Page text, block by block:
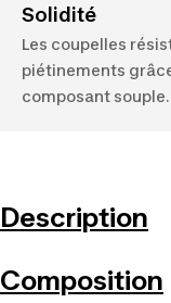
Solidité
Les coupelles
piétinements
composant souple.
Description
Composition